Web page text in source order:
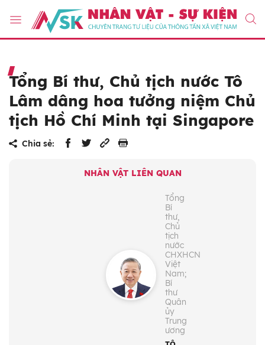
Tổng Bí thư, Chủ tịch nước Tô
Lâm dâng hoa tưởng niệm Chủ
tịch Hồ Chí Minh tại Singapore
Chia sẻ:
NHÂN VẬT LIÊN QUAN
Tổng
Bí
thư,
Chủ
tịch
nước
CHXHCN
Việt
Nam;
Bí
thư
Quân
ủy
Trung
ương